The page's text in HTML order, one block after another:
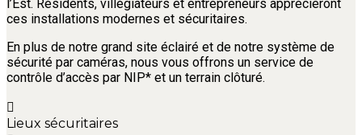
l’Est. Résidents, villégiateurs et entrepreneurs apprécieront
ces installations modernes et sécuritaires.
En plus de notre grand site éclairé et de notre système de
sécurité par caméras, nous vous offrons un service de
contrôle d’accès par NIP* et un terrain clôturé.
Lieux sécuritaires